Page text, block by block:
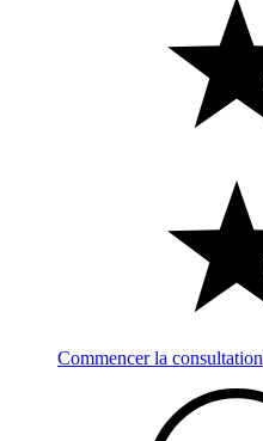
Commencer la consultation